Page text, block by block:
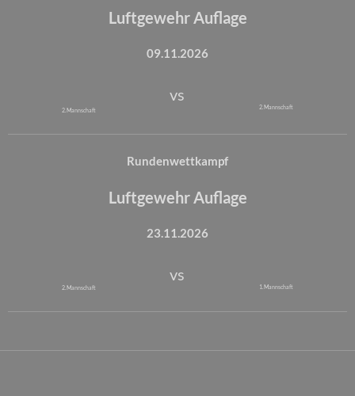
Luftgewehr Auflage
09.11.2026
2. Mannschaft
vs
2. Mannschaft
Rundenwettkampf
Luftgewehr Auflage
23.11.2026
2. Mannschaft
vs
1. Mannschaft